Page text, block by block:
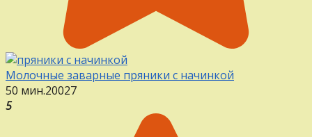
Молочные заварные пряники с начинкой
50 мин.20027
5